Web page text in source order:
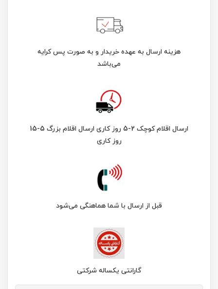
هزینه ارسال به عهده خریدار و به صورت پس کرایه
می‌باشد
ارسال اقلام کوچک 2-5 روز کاری ارسال اقلام بزرگ 5-15
روز کاری
قبل از ارسال با شما هماهنگی می‌شود
گارانتی یکساله شرکتی